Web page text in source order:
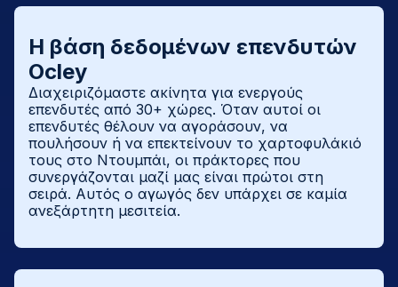
Η βάση δεδομένων επενδυτών
Ocley
Διαχειριζόμαστε ακίνητα για ενεργούς
επενδυτές από 30+ χώρες. Όταν αυτοί οι
επενδυτές θέλουν να αγοράσουν, να
πουλήσουν ή να επεκτείνουν το χαρτοφυλάκιό
τους στο Ντουμπάι, οι πράκτορες που
συνεργάζονται μαζί μας είναι πρώτοι στη
σειρά. Αυτός ο αγωγός δεν υπάρχει σε καμία
ανεξάρτητη μεσιτεία.